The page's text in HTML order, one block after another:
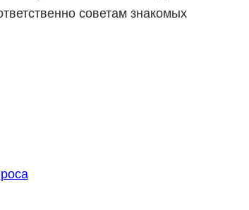
советам знакомых